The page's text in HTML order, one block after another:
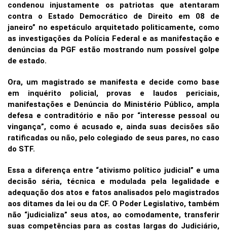
condenou injustamente os patriotas que atentaram
contra o Estado Democrático de Direito em 08 de
janeiro” no espetáculo arquitetado politicamente, como
as investigações da Polícia Federal e as manifestação e
denúncias da PGF estão mostrando num possível golpe
de estado.
Ora, um magistrado se manifesta e decide como base
em inquérito policial, provas e laudos periciais,
manifestações e Denúncia do Ministério Público, ampla
defesa e contraditório e não por “interesse pessoal ou
vingança”, como é acusado e, ainda suas decisões são
ratificadas ou não, pelo colegiado de seus pares, no caso
do STF.
Essa a diferença entre “ativismo político judicial” e uma
decisão séria, técnica e modulada pela legalidade e
adequação dos atos e fatos analisados pelo magistrados
aos ditames da lei ou da CF. O Poder Legislativo, também
não “judicializa” seus atos, ao comodamente, transferir
suas competências para as costas largas do Judiciário,